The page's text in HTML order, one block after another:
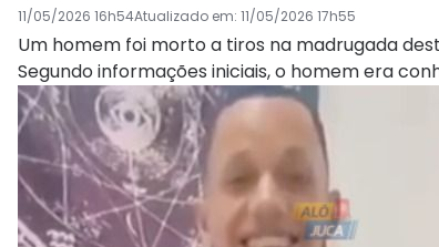
11/05/2026 16h54Atualizado em: 11/05/2026 17h55
Um homem foi morto a tiros na madrugada
Segundo informações iniciais, o homem era